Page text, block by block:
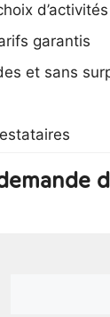
d’activités
garantis
et sans